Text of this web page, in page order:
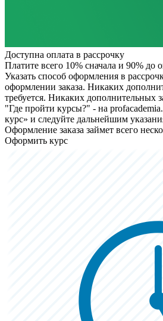
Доступна оплата в рассрочку
Платите всего 10% сначала и 90% до
Указать способ оформления в
оформлении заказа. Никаких
требуется. Никаких дополнительных
"Где пройти курсы?" - на
курс» и следуйте дальнейшим
Оформление заказа займет всего
Оформить курс